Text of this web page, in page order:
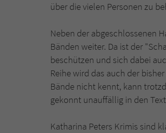
über die vielen Personen zu
Neben der abgeschlossenen
Bänden weiter. Da ist der
beschützen und sich dabei
Reihe wird das auch der
Bände nicht kennt, kann
gekonnt unauffällig in den
Katharina Peters Krimis sind